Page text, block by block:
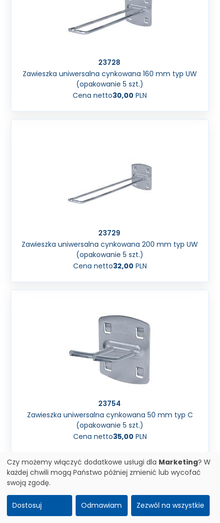
23728
Zawieszka uniwersalna cynkowana 160 mm typ UW
(opakowanie 5 szt.)
Cena netto30,00 PLN
23729
Zawieszka uniwersalna cynkowana 200 mm typ UW
(opakowanie 5 szt.)
Cena netto32,00 PLN
23754
Zawieszka uniwersalna cynkowana 50 mm typ C
(opakowanie 5 szt.)
Cena netto35,00 PLN
Czy możemy włączyć dodatkowe usługi dla Marketing? W
każdej chwili mogą Państwo później zmienić lub wycofać
swoją zgodę.
Dostosuj Odmawiam Zezwól na wszystkie